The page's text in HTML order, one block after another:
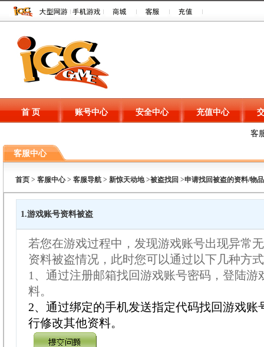
首 页 账号中心 安全中心 充值中心
客
客服中心
首页 > 客服中心> 客服导航 > 新惊天动地>被盗找回 >申请找回被盗的资料/物品
1.游戏账号资料被盗
若您在游戏过程中，发现游戏账号出现异常
资料被盗情况，此时您可以通过以下几种方
1 、通过注册邮箱找回游戏账号密码，登陆游
料。
2、通过绑定的手机发送指定代码找回游戏
行修改其他资料。